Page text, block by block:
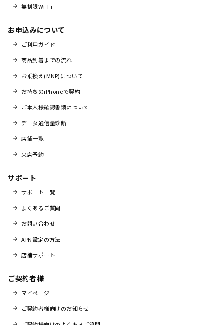
無制限Wi-Fi
お申込みについて
ご利用ガイド
商品到着までの流れ
お乗換え(MNP)について
お持ちのiPhoneで契約
ご本人様確認書類について
データ通信量診断
店舗一覧
来店予約
サポート
サポート一覧
よくあるご質問
お問い合わせ
APN設定の方法
店舗サポート
ご契約者様
マイページ
ご契約者様向けのお知らせ